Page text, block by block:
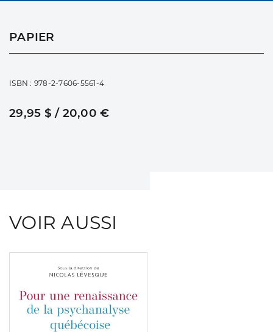
PAPIER
ISBN : 978-2-7606-5561-4
29,95 $ / 20,00 €
VOIR AUSSI